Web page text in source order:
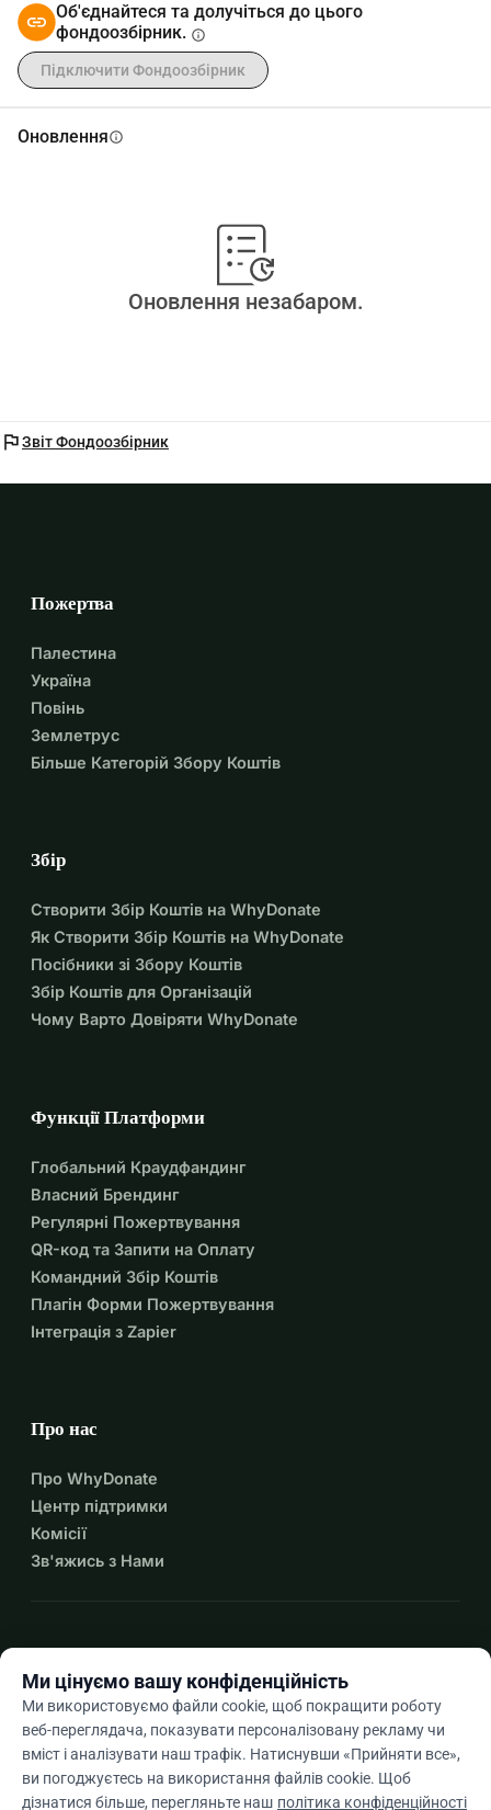
Об'єднайтеся та долучіться до цього
фондоозбірник. info
Підключити Фондоозбірник
Оновленняinfo
Оновлення незабаром.
flagЗвіт Фондоозбірник
Пожертва
Палестина
Україна
Повінь
Землетрус
Більше Категорій Збору Коштів
Збір
Створити Збір Коштів на WhyDonate
Як Створити Збір Коштів на WhyDonate
Посібники зі Збору Коштів
Збір Коштів для Організацій
Чому Варто Довіряти WhyDonate
Функції Платформи
Глобальний Краудфандинг
Власний Брендинг
Регулярні Пожертвування
QR-код та Запити на Оплату
Командний Збір Коштів
Плагін Форми Пожертвування
Інтеграція з Zapier
Про нас
Про WhyDonate
Центр підтримки
Комісії
Зв'яжись з Нами
Ukarrow_drop_down
Ми цінуємо вашу конфіденційність
Ми використовуємо файли cookie, щоб покращити роботу
веб-переглядача, показувати персоналізовану рекламу чи
вміст і аналізувати наш трафік. Натиснувши «Прийняти все»,
ви погоджуєтесь на використання файлів cookie. Щоб
дізнатися більше, перегляньте наш політика конфіденційності